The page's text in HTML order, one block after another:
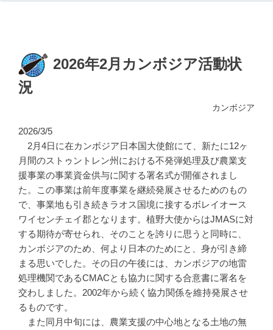
2026年2月カンボジア活動状
況
カンボジア
2026/3/5
2月4日に在カンボジア日本国大使館にて、新たに12ヶ
月間のストゥントレン州における不発弾処理及び農業支
援事業の事業資金供与に関する署名式が開催されまし
た。この事業は前年度事業を継続発展させるためのもの
で、事業地も引き続きラオス国境に接するボレイオース
ワイセンチェイ郡となります。植野大使からはJMASに対
する期待が寄せられ、そのことを誇りに思うと同時に、
カンボジアのため、何より日本のためにと、身が引き締
まる思いでした。その日の午後には、カンボジアの地雷
処理機関であるCMACとも協力に関する合意書に署名を
交わしました。2002年から続く協力関係を維持発展させ
るものです。
また同月中旬には、農業支援の中心地となる土地の無